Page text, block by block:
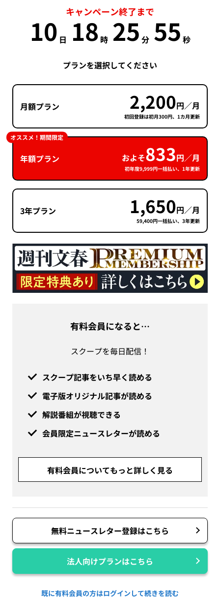
キャンペーン終了まで
10 日 18 時 25 分 54 秒
プランを選択してください
月額プラン 2,200円／月
初回登録は初月300円、1カ月更新
年額プラン およそ833円／月
初年度9,999円一括払い、1年更新
オススメ！期間限定
3年プラン 1,650円／月
59,400円一括払い、3年更新
有料会員になると…
スクープを毎日配信！
スクープ記事をいち早く読める
電子版オリジナル記事が読める
解説番組が視聴できる
会員限定ニュースレターが読める
有料会員についてもっと詳しく見る
無料ニュースレター登録はこちら
法人向けプランはこちら
既に有料会員の方はログインして続きを読む